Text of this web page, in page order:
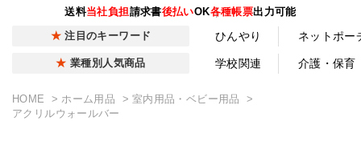
送料当社負担請求書後払いOK各種帳票出力可能
注目のキーワード ひんやり ネットポー
業種別人気商品 学校関連 介護・保育
HOME ホーム用品
室内用品・ベビー用品
アクリルウォールバー